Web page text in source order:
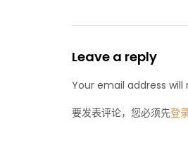
Leave a reply
Your email address
要发表评论，您必须先登